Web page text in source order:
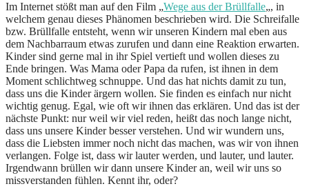
Im Internet stößt man auf den Film „Wege aus der Brüllfalle„, in
welchem genau dieses Phänomen beschrieben wird. Die Schreifalle
bzw. Brüllfalle entsteht, wenn wir unseren Kindern mal eben aus
dem Nachbarraum etwas zurufen und dann eine Reaktion erwarten.
Kinder sind gerne mal in ihr Spiel vertieft und wollen dieses zu
Ende bringen. Was Mama oder Papa da rufen, ist ihnen in dem
Moment schlichtweg schnuppe. Und das hat nichts damit zu tun,
dass uns die Kinder ärgern wollen. Sie finden es einfach nur nicht
wichtig genug. Egal, wie oft wir ihnen das erklären. Und das ist der
nächste Punkt: nur weil wir viel reden, heißt das noch lange nicht,
dass uns unsere Kinder besser verstehen. Und wir wundern uns,
dass die Liebsten immer noch nicht das machen, was wir von ihnen
verlangen. Folge ist, dass wir lauter werden, und lauter, und lauter.
Irgendwann brüllen wir dann unsere Kinder an, weil wir uns so
missverstanden fühlen. Kennt ihr, oder?